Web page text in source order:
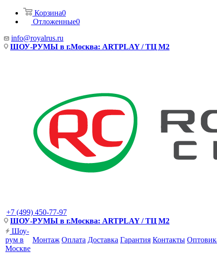
Корзина0
Отложенные0
info@royalrus.ru
ШОУ-РУМЫ в г.Москва: ARTPLAY / ТЦ М2
+7 (499) 450-77-97
ШОУ-РУМЫ в г.Москва: ARTPLAY / ТЦ М2
Шоу-
рум в
Москве
Монтаж Оплата Доставка Гарантия Контакты